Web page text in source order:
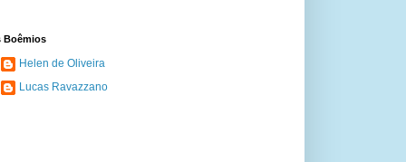
Boêmios
Helen de Oliveira
Lucas Ravazzano